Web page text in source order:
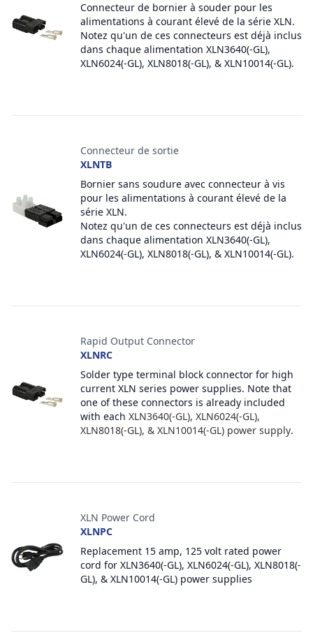
Connecteur de bornier à souder pour les
alimentations à courant élevé de la série XLN.
Notez qu'un de ces connecteurs est déjà inclus
dans chaque alimentation XLN3640(-GL),
XLN6024(-GL), XLN8018(-GL), & XLN10014(-GL).
Connecteur de sortie
XLNTB
Bornier sans soudure avec connecteur à vis
pour les alimentations à courant élevé de la
série XLN.
Notez qu'un de ces connecteurs est déjà inclus
dans chaque alimentation XLN3640(-GL),
XLN6024(-GL), XLN8018(-GL), & XLN10014(-GL).
Rapid Output Connector
XLNRC
Solder type terminal block connector for high
current XLN series power supplies. Note that
one of these connectors is already included
with each XLN3640(-GL), XLN6024(-GL),
XLN8018(-GL), & XLN10014(-GL) power supply.
XLN Power Cord
XLNPC
Replacement 15 amp, 125 volt rated power
cord for XLN3640(-GL), XLN6024(-GL), XLN8018(-
GL), & XLN10014(-GL) power supplies